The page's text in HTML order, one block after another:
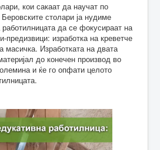
кои сакаат да научат по
столари ја нудиме
да се фокусираат на
предизвици: изработка на креветче
масичка. Изработката на двата
до конечен производ во
и ќе го опфати целото